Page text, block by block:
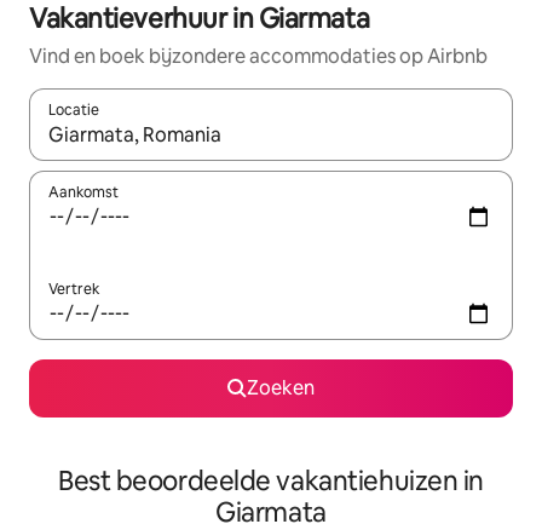
Vakantieverhuur in Giarmata
Vind en boek bijzondere accommodaties op Airbnb
Locatie
Wanneer er suggesties beschikbaar zijn, maak je een keuze
Aankomst
Vertrek
Zoeken
Best beoordeelde vakantiehuizen in
Giarmata